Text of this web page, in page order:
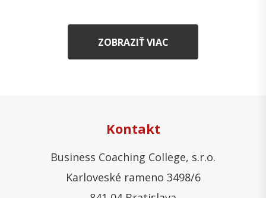
ZOBRAZIŤ VIAC
Kontakt
Business Coaching College, s.r.o.
Karloveské rameno 3498/6